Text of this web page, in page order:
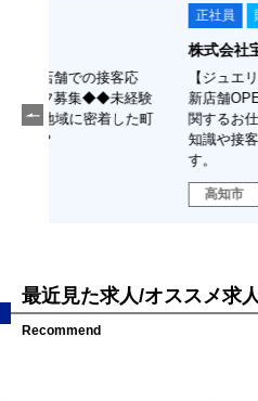
町
販売・サービス職
【ジュエリー・ブライダルリ
新店舗OPEN◆ジュエリー・
関するお仕事です◆経験不問
知識や接客術が身につくまで
最近見た求人/オススメ求
Recommend